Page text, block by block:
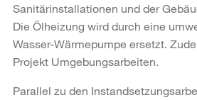
Sanitärinstallationen und der
Die Ölheizung wird durch eine
Wasser-Wärmepumpe ersetzt.
Projekt Umgebungsarbeiten.
Parallel zu den